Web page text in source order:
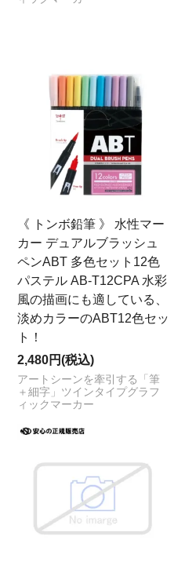
《 トンボ鉛筆 》 水性マー
カー デュアルブラッシュ
ペンABT 多色セット12色
パステル AB-T12CPA 水彩
風の描画にも適している、
淡めカラーのABT12色セッ
ト！
2,480円(税込)
アートシーンを牽引する「筆
＋細字」ツインタイプグラフ
ィックマーカー